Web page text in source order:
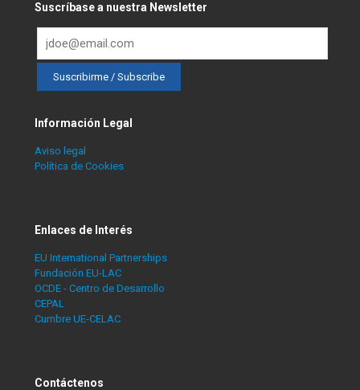
Suscríbase a nuestra Newsletter
Información Legal
Aviso legal
Política de Cookies
Enlaces de Interés
EU International Partnerships
Fundación EU-LAC
OCDE - Centro de Desarrollo
CEPAL
Cumbre UE-CELAC
Contáctenos